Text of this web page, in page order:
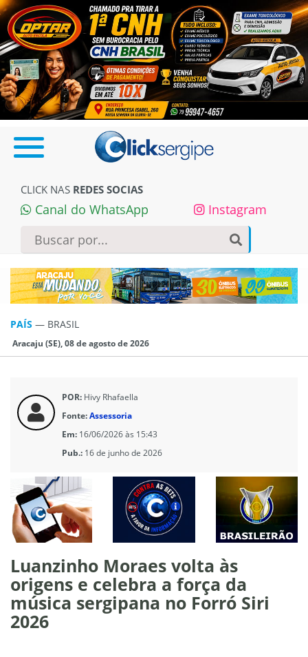
CLICK NAS REDES SOCIAS
Canal do WhatsApp Instagram
PAÍS — BRASIL
Aracaju (SE), 08 de agosto de 2026
POR: Hivy Rhafaella
Fonte:Assessoria
Em: 16/06/2026 às 15:43
Pub.: 16 de junho de 2026
Luanzinho Moraes volta às
origens e celebra a força da
música sergipana no Forró Siri
2026